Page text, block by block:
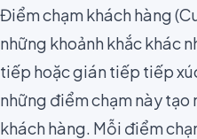
Điểm chạm khách hàng
những khoảnh khắc khác
tiếp hoặc gián tiếp tiếp
những điểm chạm này tạo
khách hàng. Mỗi điểm